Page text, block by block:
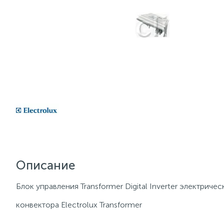
Описание
Блок управления Transformer Digital Inverter
конвектора Electrolux Transformer